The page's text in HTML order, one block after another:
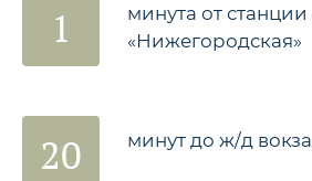
1
минута от
«Нижегородская»
20 минут до ж/д